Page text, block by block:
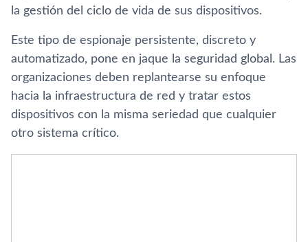
la gestión del ciclo de vida de sus dispositivos.
Este tipo de espionaje persistente, discreto y
automatizado, pone en jaque la seguridad global. Las
organizaciones deben replantearse su enfoque
hacia la infraestructura de red y tratar estos
dispositivos con la misma seriedad que cualquier
otro sistema crítico.